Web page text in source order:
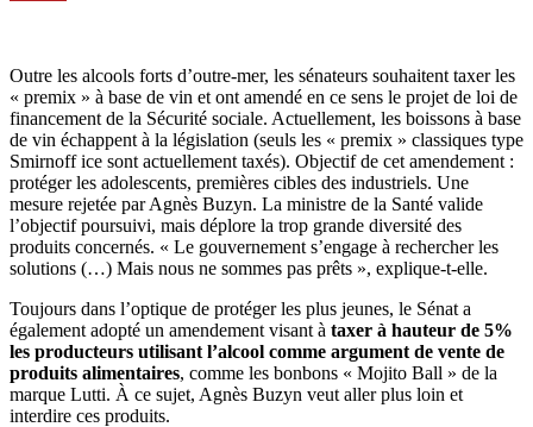
Outre les alcools forts d’outre-mer, les sénateurs souhaitent taxer les
« premix » à base de vin et ont amendé en ce sens le projet de loi de
financement de la Sécurité sociale. Actuellement, les boissons à base
de vin échappent à la législation (seuls les « premix » classiques type
Smirnoff ice sont actuellement taxés). Objectif de cet amendement :
protéger les adolescents, premières cibles des industriels. Une
mesure rejetée par Agnès Buzyn. La ministre de la Santé valide
l’objectif poursuivi, mais déplore la trop grande diversité des
produits concernés. « Le gouvernement s’engage à rechercher les
solutions (…) Mais nous ne sommes pas prêts », explique-t-elle.
Toujours dans l’optique de protéger les plus jeunes, le Sénat a
également adopté un amendement visant à taxer à hauteur de 5%
les producteurs utilisant l’alcool comme argument de vente de
produits alimentaires, comme les bonbons « Mojito Ball » de la
marque Lutti. À ce sujet, Agnès Buzyn veut aller plus loin et
interdire ces produits.